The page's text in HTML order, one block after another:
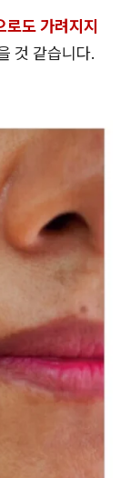
로도 가려지지
것 같습니다.